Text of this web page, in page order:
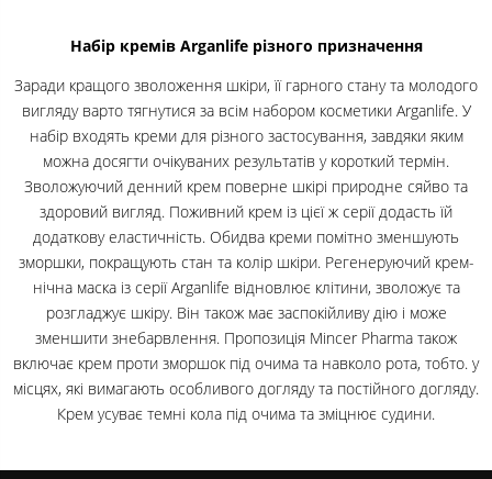
Набір кремів Arganlife різного призначення
Заради кращого зволоження шкіри, її гарного стану та молодого
вигляду варто тягнутися за всім набором косметики Arganlife. У
набір входять креми для різного застосування, завдяки яким
можна досягти очікуваних результатів у короткий термін.
Зволожуючий денний крем поверне шкірі природне сяйво та
здоровий вигляд. Поживний крем із цієї ж серії додасть їй
додаткову еластичність. Обидва креми помітно зменшують
зморшки, покращують стан та колір шкіри. Регенеруючий крем-
нічна маска із серії Arganlife відновлює клітини, зволожує та
розгладжує шкіру. Він також має заспокійливу дію і може
зменшити знебарвлення. Пропозиція Mincer Pharma також
включає крем проти зморшок під очима та навколо рота, тобто. у
місцях, які вимагають особливого догляду та постійного догляду.
Крем усуває темні кола під очима та зміцнює судини.